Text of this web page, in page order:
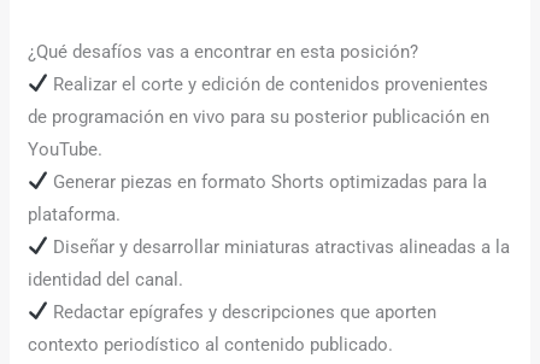
¿Qué desafíos vas a encontrar en esta posición?
Realizar el corte y edición de contenidos provenientes
de programación en vivo para su posterior publicación en
YouTube.
Generar piezas en formato Shorts optimizadas para la
plataforma.
Diseñar y desarrollar miniaturas atractivas alineadas a la
identidad del canal.
Redactar epígrafes y descripciones que aporten
contexto periodístico al contenido publicado.